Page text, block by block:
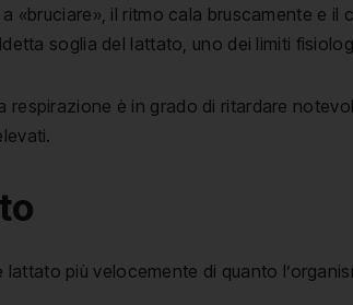
il ritmo cala bruscamente e
soglia del lattato, uno dei limiti
è in grado di ritardare
più velocemente di quanto